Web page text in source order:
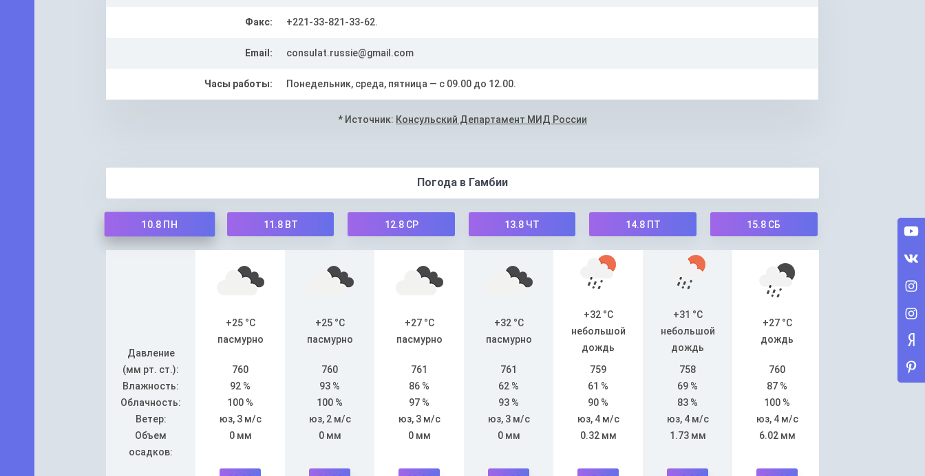
Факс: +221-33-821-33-62.
Email: consulat.russie@gmail.com
Часы работы: Понедельник, среда, пятница — с 09.00 до 12.00.
* Источник: Консульский Департамент МИД России
Погода в Гамбии
10.8 ПН 11.8ВТ 12.8СР 13.8 ЧТ 14.8ПТ 15.8 СБ
Давление
(мм рт. ст.):
Влажность:
Облачность:
Ветер:
Объем
осадков:
+25 °C
пасмурно
760
92 %
100 %
юз, 3 м/с
0 мм
+25 °C
пасмурно
760
93 %
100 %
юз, 2 м/с
0 мм
+27 °C
пасмурно
761
86 %
97 %
юз, 3 м/с
0 мм
+32 °C
пасмурно
761
62 %
93 %
юз, 3 м/с
0 мм
+32 °C
небольшой
дождь
759
61 %
90 %
юз, 4 м/с
0.32 мм
+31 °C
небольшой
дождь
758
69 %
83 %
юз, 4 м/с
1.73 мм
+27 °C
дождь
760
87 %
100 %
юз, 4 м/с
6.02 мм